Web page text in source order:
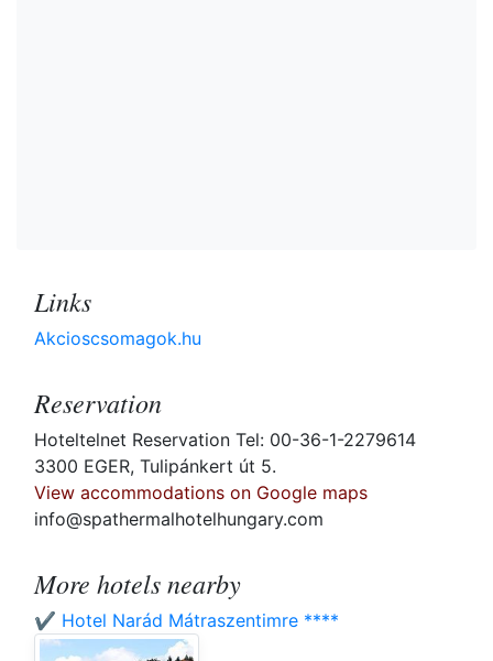
Links
Akcioscsomagok.hu
Reservation
Hoteltelnet Reservation Tel: 00-36-1-2279614
3300 EGER, Tulipánkert út 5.
View accommodations on Google maps
info@spathermalhotelhungary.com
More hotels nearby
✔️ Hotel Narád Mátraszentimre ****